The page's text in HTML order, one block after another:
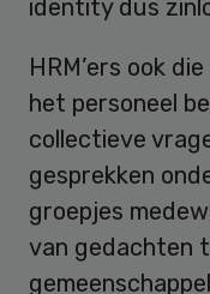
identity dus
HRM’ers ook
het personeel
collectieve
gesprekken
groepjes
van gedachten